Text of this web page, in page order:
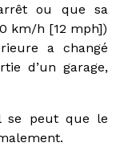
ou que sa
km/h [12 mph])
a changé
d’un garage,
se peut que le